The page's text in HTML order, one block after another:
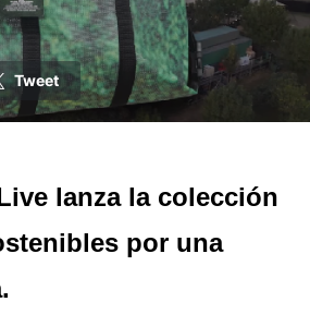
Tweet
lanza la colección
por una